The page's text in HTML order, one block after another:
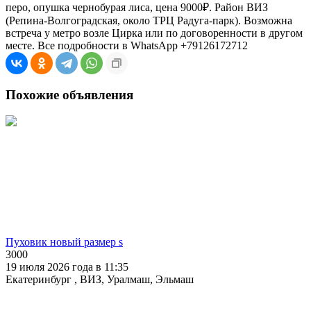
перо, опушка чернобурая лиса, цена 9000₽. Район ВИЗ
(Репина-Волгоградская, около ТРЦ Радуга-парк). Возможна
встреча у метро возле Цирка или по договоренности в другом
месте. Все подробности в WhatsApp +79126172712
Похожие объявления
Пуховик новый размер s
3000
19 июля 2026 года в 11:35
Екатеринбург , ВИЗ, Уралмаш, Эльмаш